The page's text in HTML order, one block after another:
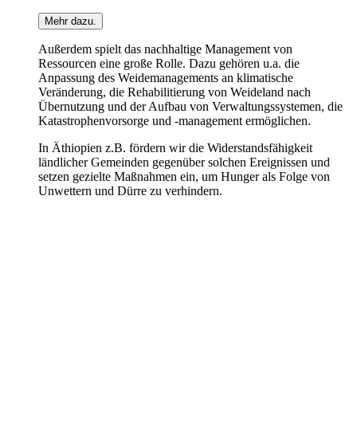
Mehr dazu.
Außerdem spielt das nachhaltige Management von
Ressourcen eine große Rolle. Dazu gehören u.a. die
Anpassung des Weidemanagements an klimatische
Veränderung, die Rehabilitierung von Weideland nach
Übernutzung und der Aufbau von Verwaltungssystemen, die
Katastrophenvorsorge und -management ermöglichen.
In Äthiopien z.B. fördern wir die Widerstandsfähigkeit
ländlicher Gemeinden gegenüber solchen Ereignissen und
setzen gezielte Maßnahmen ein, um Hunger als Folge von
Unwettern und Dürre zu verhindern.